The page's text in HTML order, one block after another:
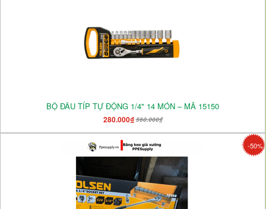
BỘ ĐẦU TÍP TỰ ĐỘNG 1/4" 14 MÓN – MÃ 15150
280.000₫560.000₫
-50%